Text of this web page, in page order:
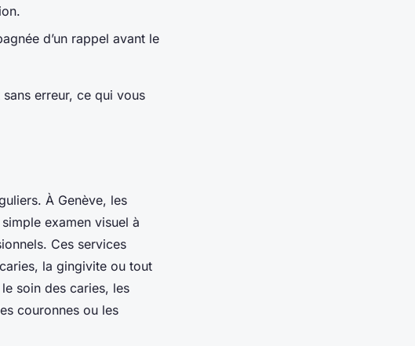
d’un rappel avant le
erreur, ce qui vous
À Genève, les
examen visuel à
Ces services
la gingivite ou tout
soin des caries, les
couronnes ou les